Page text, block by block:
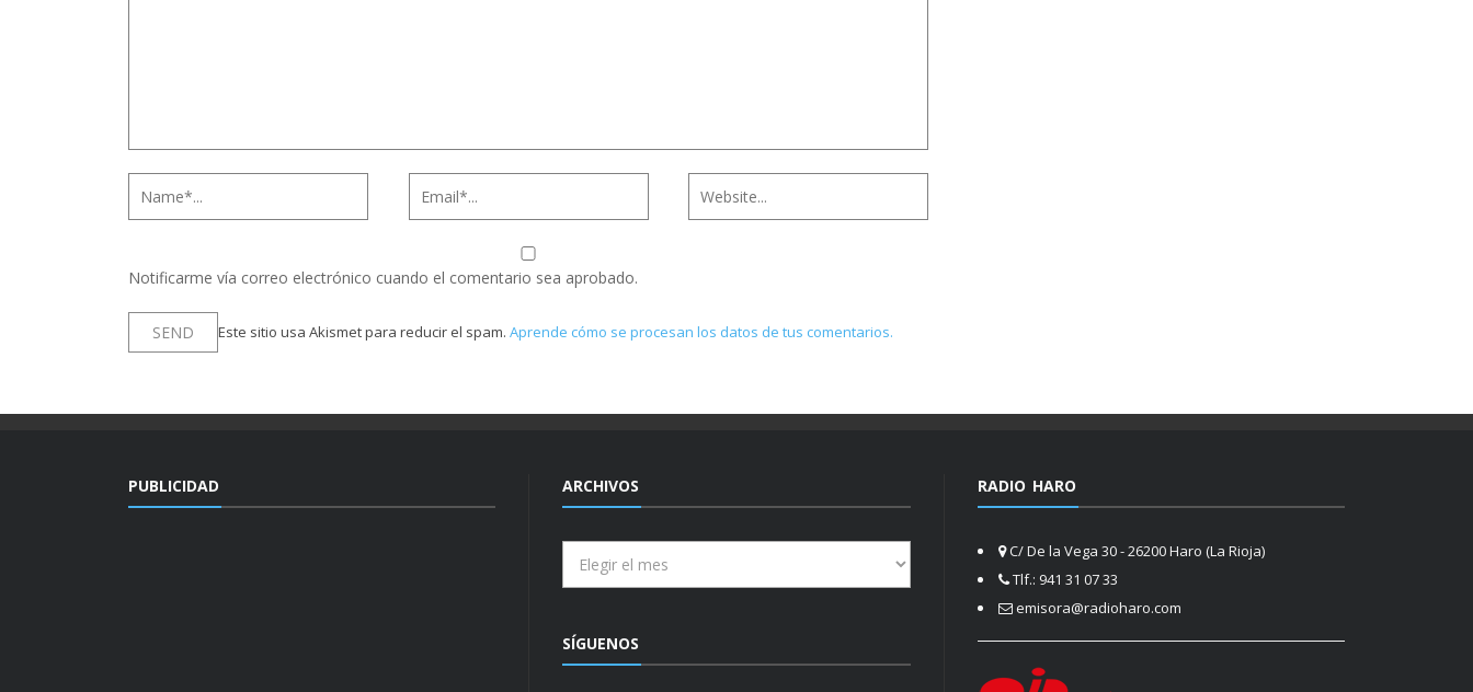
Notificarme vía correo electrónico cuando el comentario sea aprobado.
Este sitio usa Akismet para reducir el spam. Aprende cómo se procesan los datos de tus comentarios.
PUBLICIDAD ARCHIVOS
SÍGUENOS
RADIO HARO
C/ De la Vega 30 - 26200 Haro (La Rioja)
Tlf.: 941 31 07 33
emisora@radioharo.com